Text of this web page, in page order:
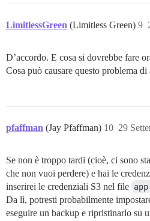
LimitlessGreen (Limitless Green) 9
D’accordo. E cosa si dovrebbe fare
Cosa può causare questo problema
pfaffman (Jay Pfaffman) 29
10
Se non è troppo tardi (cioè, ci sono
che non vuoi perdere) e hai le
inserirei le credenziali S3 nel file
Da lì, potresti probabilmente
eseguire un backup e ripristinarlo su